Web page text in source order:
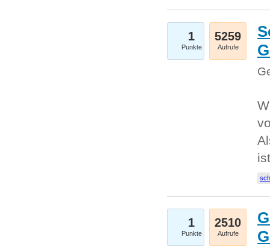
1
Punkte
5259
Aufrufe
1
Punkte
2510
Aufrufe